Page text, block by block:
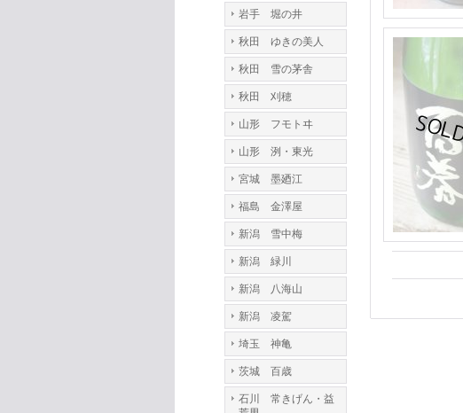
岩手 堀の井
秋田 ゆきの美人
秋田 雪の茅舎
秋田 刈穂
山形 フモトヰ
山形 洌・東光
宮城 墨廼江
福島 金澤屋
新潟 雪中梅
新潟 緑川
新潟 八海山
新潟 凌駕
埼玉 神亀
茨城 百歳
石川 常きげん・益